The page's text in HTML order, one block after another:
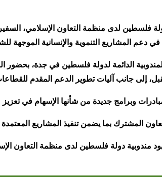
فلسطين لدى منظمة التعاون الإسلامي،
في دعم المشاريع التنموية والإنسانية الموجهة
الدائمة لدولة فلسطين في جدة، بحضور
إلى جانب آليات تطوير الدعم المقدم
وبرامج جديدة من شأنها الإسهام في تعزيز
المشترك بما يضمن تنفيذ المشاريع
مندوبية دولة فلسطين لدى منظمة التعاون